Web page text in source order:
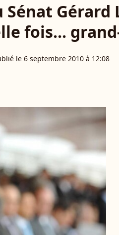
Gérard
fois...
le 6 septembre 2010 à 12:08